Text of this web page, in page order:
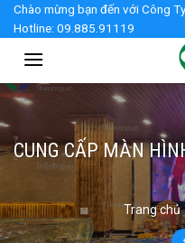
Skip
content
Chào mừng bạn đến với Công
Hotline: 09.885.91119
CUNG CẤP MÀN
Trang chủ